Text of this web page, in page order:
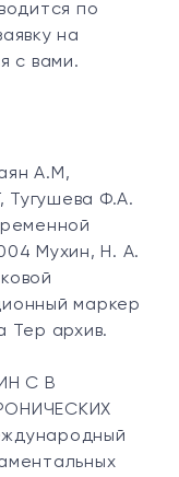
по
на
с вами.
А.М,
Тугушева Ф.А.
Мухин, Н. А.
маркер
Тер архив.
С В